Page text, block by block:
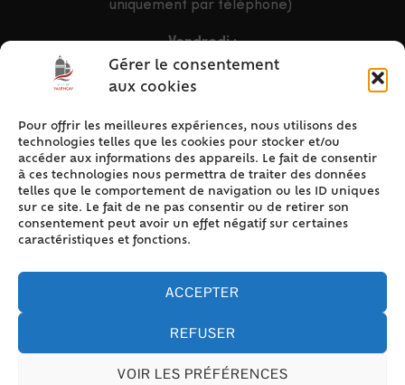
Gérer le consentement
aux cookies
Pour offrir les meilleures expériences, nous utilisons des
technologies telles que les cookies pour stocker et/ou
accéder aux informations des appareils. Le fait de consentir
à ces technologies nous permettra de traiter des données
telles que le comportement de navigation ou les ID uniques
sur ce site. Le fait de ne pas consentir ou de retirer son
consentement peut avoir un effet négatif sur certaines
caractéristiques et fonctions.
ACCEPTER
REFUSER
VOIR LES PRÉFÉRENCES
uniquement par téléphone)
Vendredi :
9h – 12h & 13h30 – 16h30
ACCÈS RAPIDE
Accueil
Contact
Plan du site
Mentions légales
Politique de cookies (UE)